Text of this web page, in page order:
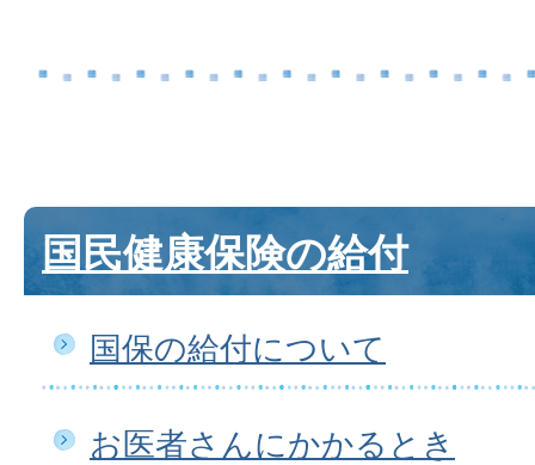
国民健康保険の給付
国保の給付について
お医者さんにかかるとき